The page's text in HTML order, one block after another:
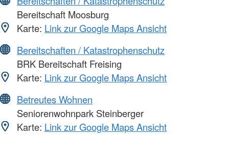
Bereitschaft Moosburg
Karte: Link zur Google Maps Ansicht
Bereitschaften / Katastrophenschutz
BRK Bereitschaft Freising
Karte: Link zur Google Maps Ansicht
Betreutes Wohnen
Seniorenwohnpark Steinberger
Karte: Link zur Google Maps Ansicht